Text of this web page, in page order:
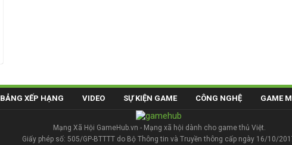
BẢNG XẾP HẠNG VIDEO SỰ KIỆN GAME CÔNG NGHỆ GAME
Mạng Xã Hội GameHub.vn - Mạng xã hội dành cho game thủ Việt.
Giấy phép số: 505/GP-BTTTT do Bộ Thông tin và Truyền thông cấp ngày 16/10/